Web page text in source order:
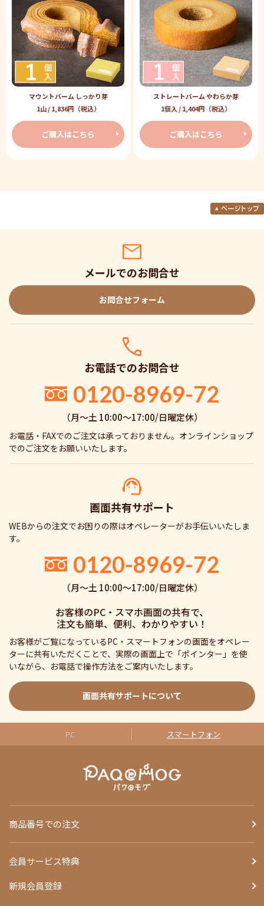
マウントバーム しっかり芽
1山 / 1,836円（税込）
ご購入はこちら
ストレートバーム やわらか芽
1個入 / 1,404円（税込）
ご購入はこちら
メールでのお問合せ
お問合せフォーム
お電話でのお問合せ
0120-8969-72
（月〜土 10:00〜17:00/日曜定休）
お電話・FAXでのご注文は承っておりません。オンラインショップ
でのご注文をお願いいたします。
画面共有サポート
WEBからの注文でお困りの際はオペレーターがお手伝いいたしま
す。
0120-8969-72
（月〜土 10:00〜17:00/日曜定休）
お客様のPC・スマホ画面の共有で、
注文も簡単、便利、わかりやすい！
お客様がご覧になっているPC・スマートフォンの画面をオペレー
ターに共有いただくことで、実際の画面上で「ポインター」を使
いながら、お電話で操作方法をご案内いたします。
画面共有サポートについて
PC スマートフォン
商品番号での注文
会員サービス特典
新規会員登録